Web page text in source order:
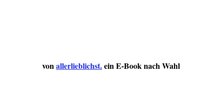
vonallerlieblichst.ein E-Book nach Wahl